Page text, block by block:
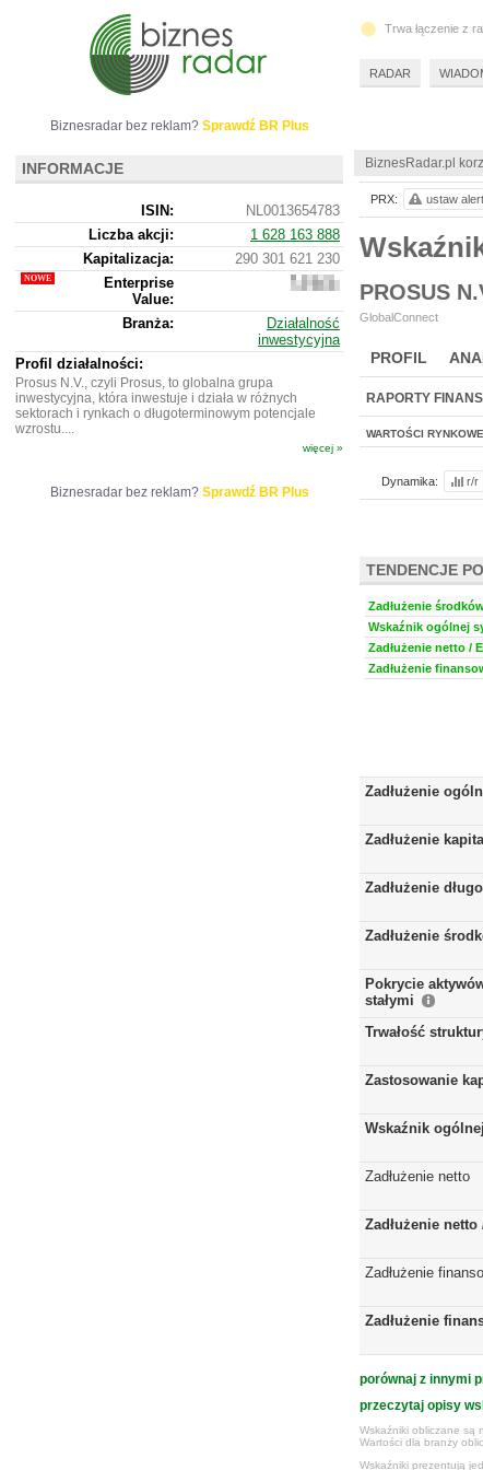
BiznesRadar.pl
PROSUS
GlobalConnect
PROFIL
RAPORTY
WARTOŚCI
Dynamika: r/r
TENDENCJE
Zadłużenie
Wskaźnik ogólnej
Zadłużenie netto /
Zadłużenie
Zadłużenie
Zadłużenie
Zadłużenie
Zadłużenie
Pokrycie
stałymi
Trwałość
Zastosowanie
Wskaźnik
Zadłużenie netto
Zadłużenie netto
Zadłużenie
Zadłużenie
porównaj z innymi
przeczytaj opisy
Wskaźniki obliczane są
Wartości dla branży
Wskaźniki prezentują
PRX: ustaw alert
Biznesradar bez reklam? Sprawdź BR Plus
INFORMACJE
ISIN:
NL0013654783
Liczba akcji:
1 628 163 888
Kapitalizacja:
290 301 621 230
Enterprise
Value:
331
192
430
Branża:
Działalność
inwestycyjna
Profil działalności:
Prosus N.V., czyli Prosus, to globalna grupa
inwestycyjna, która inwestuje i działa w różnych
sektorach i rynkach o długoterminowym potencjale
wzrostu....
więcej »
Biznesradar bez reklam? Sprawdź BR Plus
Trwa łączenie z
RADAR